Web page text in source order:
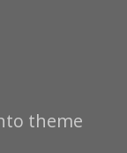
theme